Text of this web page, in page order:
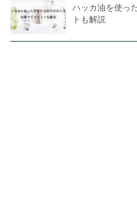
ハッカ油を使っ
トも解説